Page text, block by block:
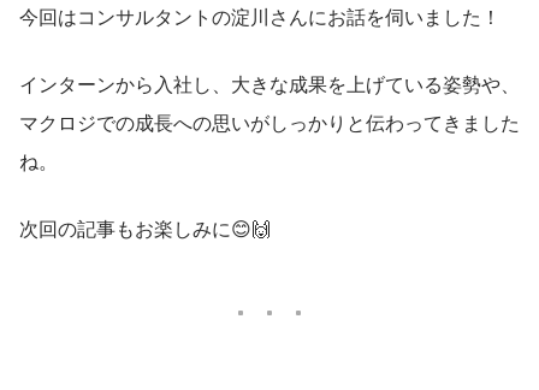
今回はコンサルタントの淀川さんにお話を伺いました！
インターンから入社し、大きな成果を上げている姿勢や、
マクロジでの成長への思いがしっかりと伝わってきました
ね。
次回の記事もお楽しみに😊🙌